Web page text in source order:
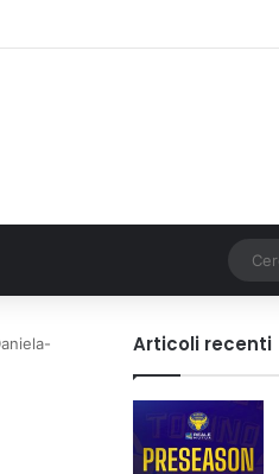
a parità di tariffa
Articoli recenti